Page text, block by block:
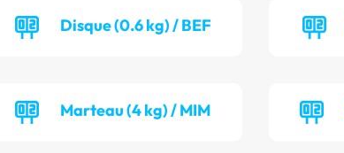
Disque (0.6 kg) / BEF
Marteau (4 kg) / MIM